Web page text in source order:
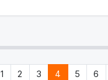
1 2 3 4 5 6